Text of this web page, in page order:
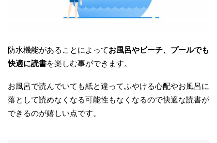
防水機能があることによってお風呂やビーチ、プールでも
快適に読書を楽しむ事ができます。
お風呂で読んでいても紙と違ってふやける心配やお風呂に
落として読めなくなる可能性もなくなるので快適な読書が
できるのが嬉しい点です。